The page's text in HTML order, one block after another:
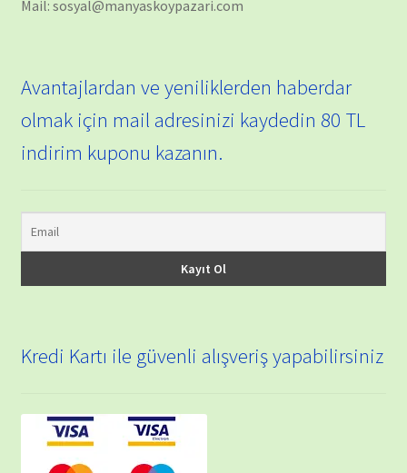
Mail: sosyal@manyaskoypazari.com
Avantajlardan ve yeniliklerden haberdar
olmak için mail adresinizi kaydedin 80 TL
indirim kuponu kazanın.
Kredi Kartı ile güvenli alışveriş yapabilirsiniz